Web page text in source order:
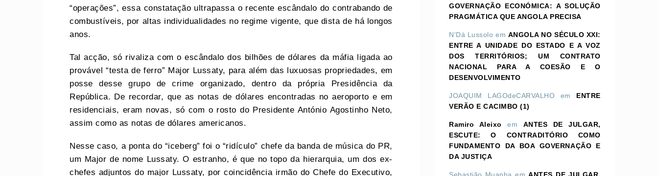
“operações”, essa constatação ultrapassa o recente escândalo do contrabando de
combustíveis, por altas individualidades no regime vigente, que dista de há longos
anos.
Tal acção, só rivaliza com o escândalo dos bilhões de dólares da máfia ligada ao
provável “testa de ferro” Major Lussaty, para além das luxuosas propriedades, em
posse desse grupo de crime organizado, dentro da própria Presidência da
República. De recordar, que as notas de dólares encontradas no aeroporto e em
residenciais, eram novas, só com o rosto do Presidente António Agostinho Neto,
assim como as notas de dólares americanos.
Nesse caso, a ponta do “iceberg” foi o “ridículo” chefe da banda de música do PR,
um Major de nome Lussaty. O estranho, é que no topo da hierarquia, um dos ex-
chefes adjuntos do major Lussaty, por coincidência irmão do Chefe do Executivo,
GOVERNAÇÃO ECONÓMICA: A SOLUÇÃO
PRAGMÁTICA QUE ANGOLA PRECISA
N'Dá Lussolo em ANGOLA NO SÉCULO XXI:
ENTRE A UNIDADE DO ESTADO E A VOZ
DOS TERRITÓRIOS; UM CONTRATO
NACIONAL PARA A COESÃO E O
DESENVOLVIMENTO
JOAQUIM LAGOdeCARVALHO em ENTRE
VERÃO E CACIMBO (1)
Ramiro Aleixo em ANTES DE JULGAR,
ESCUTE: O CONTRADITÓRIO COMO
FUNDAMENTO DA BOA GOVERNAÇÃO E
DA JUSTIÇA